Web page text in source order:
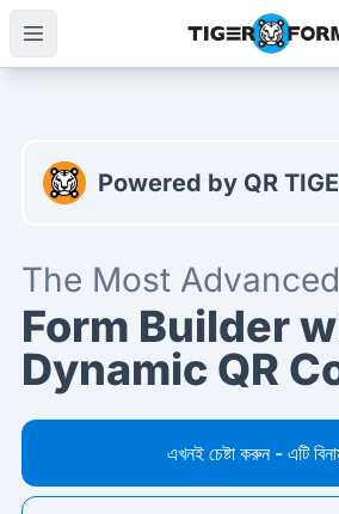
Powered by QR
The Most
Form Builder
Dynamic QR
এখনই চেষ্টা করুন - এটি